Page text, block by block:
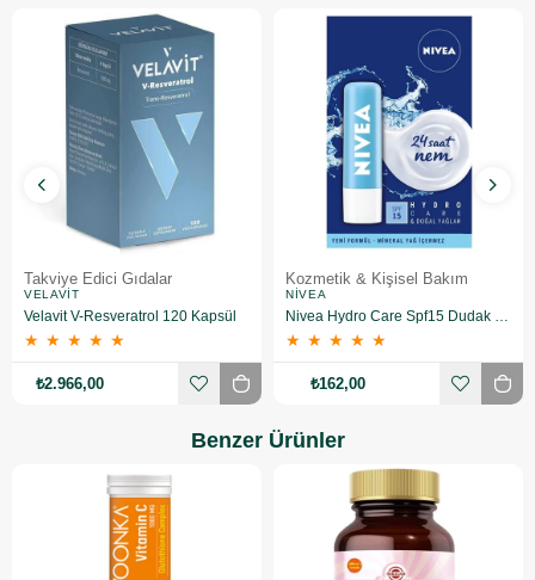
Takviye Edici Gıdalar
VELAVIT
Velavit V-Resveratrol 120 Kapsül
★ ★ ★ ★ ★
₺2.966,00
Kozmetik & Kişisel Bakım
NIVEA
★ ★ ★ ★ ★
₺162,00
Benzer Ürünler